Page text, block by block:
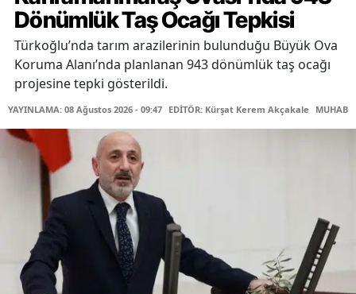
Dönümlük Taş Ocağı Tepkisi
Türkoğlu’nda tarım arazilerinin bulunduğu Büyük Ova
Koruma Alanı’nda planlanan 943 dönümlük taş ocağı
projesine tepki gösterildi.
YAYINLAMA: 08 Ağustos 2026 - 09:47 EDİTÖR: Kürşat Kerem Akçakale